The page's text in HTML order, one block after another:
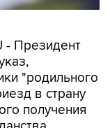
- Президент
"родильного
в страну
получения